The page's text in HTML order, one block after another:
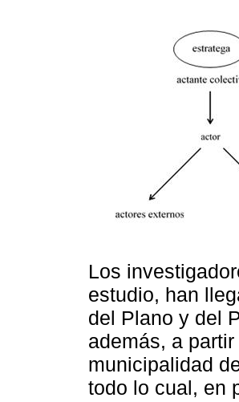
Los
estudio, han
del Plano y del
además, a
municipalidad
todo lo cual, en